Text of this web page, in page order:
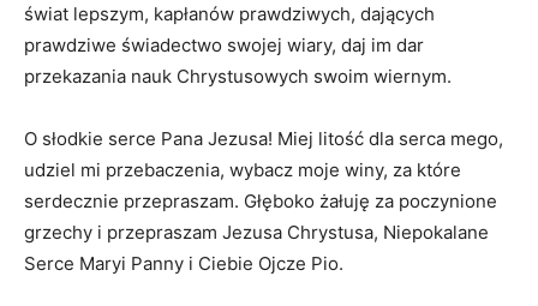
świat lepszym, kapłanów prawdziwych, dających
prawdziwe świadectwo swojej wiary, daj im dar
przekazania nauk Chrystusowych swoim wiernym.
O słodkie serce Pana Jezusa! Miej litość dla serca mego,
udziel mi przebaczenia, wybacz moje winy, za które
serdecznie przepraszam. Głęboko żałuję za poczynione
grzechy i przepraszam Jezusa Chrystusa, Niepokalane
Serce Maryi Panny i Ciebie Ojcze Pio.